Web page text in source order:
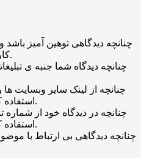
کاربران باشد تایید نخواهد شد.
استفاده کرده باشید تایید نخواهد شد.
استفاده کرده باشید تایید نخواهد شد.
چنانچه دیدگاهی بی ارتباط با